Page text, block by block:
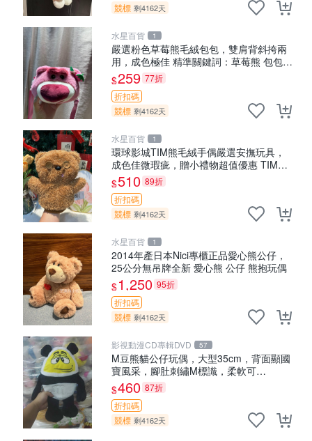
競標 剩4162天
水星百貨 1
嚴選粉色草莓熊毛絨包包，雙肩背斜挎兩
用，成色極佳 精準關鍵詞：草莓熊 包包
毛絨
$259 77折
折扣碼
競標 剩4162天
水星百貨 1
環球影城TIM熊毛絨手偶嚴選安撫玩具，
成色佳微瑕疵，贈小禮物超值優惠 TIM熊
毛絨手偶 安撫 toy 嚴選
$510 89折
折扣碼
競標 剩4162天
水星百貨 1
2014年產日本Nici專櫃正品愛心熊公仔，
25公分無吊牌全新 愛心熊 公仔 熊抱玩偶
$1,250 95折
折扣碼
競標 剩4162天
影視動漫CD專輯DVD 57
M豆熊貓公仔玩偶，大型35cm，背面顯國
寶風采，腳肚刺繡M標識，柔軟可
MACHINE WASH。國寶 M豆 玩偶 公仔
$460 87折
折扣碼
競標 剩4162天